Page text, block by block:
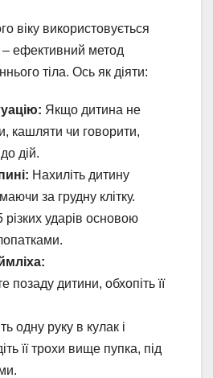
віку використовується
ефективний метод
тіла. Ось як діяти:
Якщо дитина не
кашляти чи говорити,
дій.
Нахиліть дитину
за грудну клітку.
різких ударів основою
позаду дитини, обхопіть її
одну руку в кулак і
її трохи вище пупка, під